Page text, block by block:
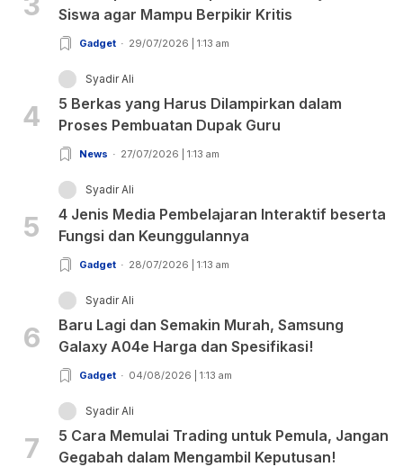
Siswa agar Mampu Berpikir Kritis
Gadget 29/07/2026 | 1:13 am
4
Syadir Ali
5 Berkas yang Harus Dilampirkan dalam
Proses Pembuatan Dupak Guru
News 27/07/2026 | 1:13 am
5
Syadir Ali
4 Jenis Media Pembelajaran Interaktif beserta
Fungsi dan Keunggulannya
Gadget 28/07/2026 | 1:13 am
6
Syadir Ali
Baru Lagi dan Semakin Murah, Samsung
Galaxy A04e Harga dan Spesifikasi!
Gadget 04/08/2026 | 1:13 am
7
Syadir Ali
5 Cara Memulai Trading untuk Pemula, Jangan
Gegabah dalam Mengambil Keputusan!